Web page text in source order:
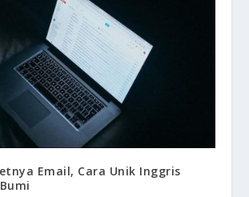
Email, Cara Unik Inggris